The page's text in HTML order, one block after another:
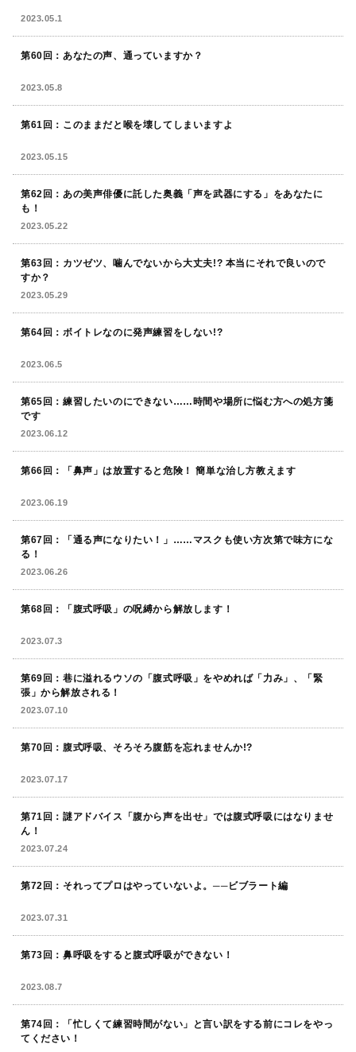
2023.05.1
第60回：あなたの声、通っていますか？
2023.05.8
第61回：このままだと喉を壊してしまいますよ
2023.05.15
第62回：あの美声俳優に託した奥義「声を武器にする」をあなたに
も！
2023.05.22
第63回：カツゼツ、噛んでないから大丈夫!? 本当にそれで良いので
すか？
2023.05.29
第64回：ボイトレなのに発声練習をしない!?
2023.06.5
第65回：練習したいのにできない……時間や場所に悩む方への処方箋
です
2023.06.12
第66回：「鼻声」は放置すると危険！ 簡単な治し方教えます
2023.06.19
第67回：「通る声になりたい！」……マスクも使い方次第で味方にな
る！
2023.06.26
第68回：「腹式呼吸」の呪縛から解放します！
2023.07.3
第69回：巷に溢れるウソの「腹式呼吸」をやめれば「力み」、「緊
張」から解放される！
2023.07.10
第70回：腹式呼吸、そろそろ腹筋を忘れませんか!?
2023.07.17
第71回：謎アドバイス「腹から声を出せ」では腹式呼吸にはなりませ
ん！
2023.07.24
第72回：それってプロはやっていないよ。──ビブラート編
2023.07.31
第73回：鼻呼吸をすると腹式呼吸ができない！
2023.08.7
第74回：「忙しくて練習時間がない」と言い訳をする前にコレをやっ
てください！